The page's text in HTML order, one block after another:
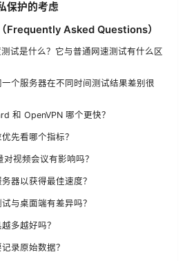
保护的考虑
Frequently Asked Questions）
试是什么？它与普通网速测试有什么区
一个服务器在不同时间测试结果差别很
和 OpenVPN 哪个更快？
先看哪个指标？
对视频会议有影响吗？
器以获得最佳速度？
与桌面端有差异吗？
多越好吗？
录原始数据？